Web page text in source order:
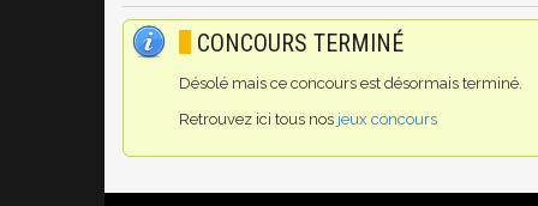
CONCOURS TERMINÉ
Désolé mais ce concours est désormais terminé.
Retrouvez ici tous nos jeux concours